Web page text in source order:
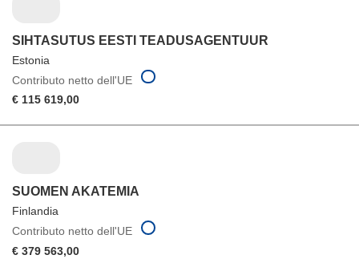
SIHTASUTUS EESTI TEADUSAGENTUUR
Estonia
Contributo netto dell'UE
€ 115 619,00
SUOMEN AKATEMIA
Finlandia
Contributo netto dell'UE
€ 379 563,00